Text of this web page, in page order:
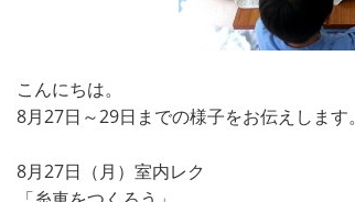
こんにちは。
8月27日～29日までの様子をお伝えします。
8月27日（月）室内レク